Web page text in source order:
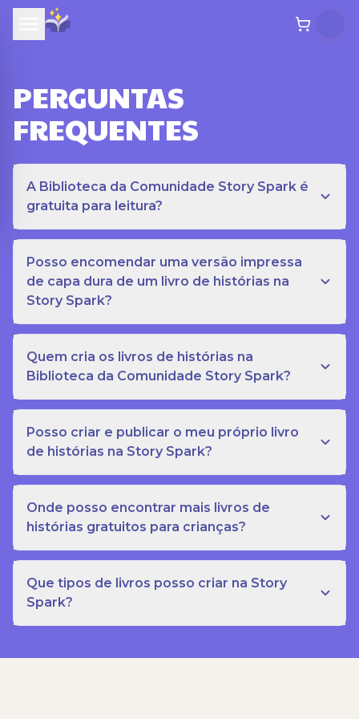
PERGUNTAS
FREQUENTES
A Biblioteca da Comunidade Story Spark é
gratuita para leitura?
Posso encomendar uma versão impressa
de capa dura de um livro de histórias na
Story Spark?
Quem cria os livros de histórias na
Biblioteca da Comunidade Story Spark?
Posso criar e publicar o meu próprio livro
de histórias na Story Spark?
Onde posso encontrar mais livros de
histórias gratuitos para crianças?
Que tipos de livros posso criar na Story
Spark?